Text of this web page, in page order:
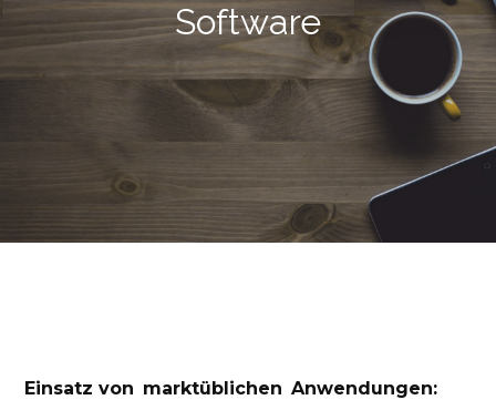
Software
Einsatz von marktüblichen Anwendungen: